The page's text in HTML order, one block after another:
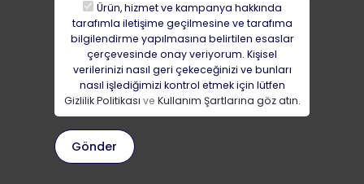
Ürün, hizmet ve kampanya hakkında
tarafımla iletişime geçilmesine ve tarafıma
bilgilendirme yapılmasına belirtilen esaslar
çerçevesinde onay veriyorum. Kişisel
verilerinizi nasıl geri çekeceğinizi ve bunları
nasıl işlediğimizi kontrol etmek için lütfen
Gizlilik Politikası ve Kullanım Şartlarına göz atın.
Gönder